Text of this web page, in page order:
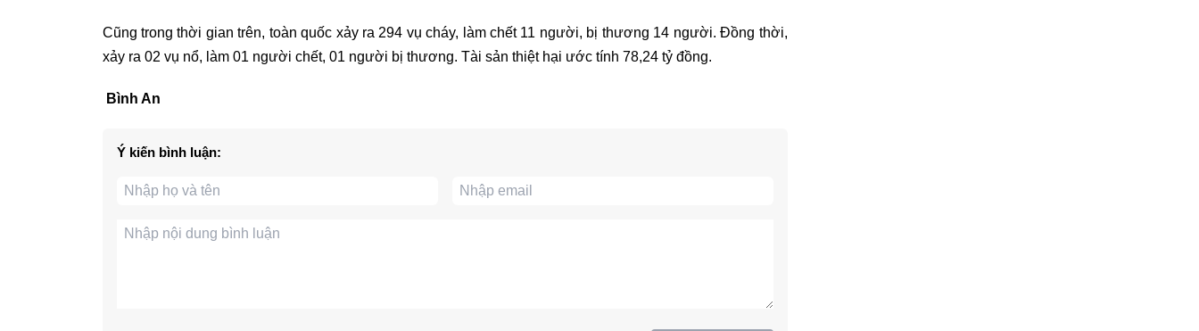
Cũng trong thời gian trên, toàn quốc xảy ra 294 vụ cháy, làm chết 11 người, bị thương 14 người. Đồng thời,
xảy ra 02 vụ nổ, làm 01 người chết, 01 người bị thương. Tài sản thiệt hại ước tính 78,24 tỷ đồng.
Bình An
Ý kiến bình luận: